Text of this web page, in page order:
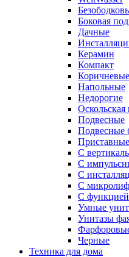
Боковая
Дачные
Керамин
Компакт
Коричневые
Напольные
Недорогие
Оскольская
Подвесные
Подвесные
Приставные
С
С
С
С
С
Умные
Унитазы
Черные
Техника для дома